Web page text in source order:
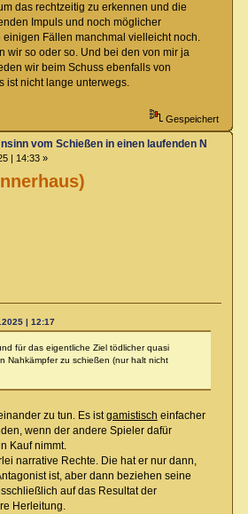
das rechtzeitig zu erkennen und die
Impuls und noch möglicher
einigen Fällen manchmal vielleicht noch.
wir so oder so. Und bei den von mir ja
wir beim Schuss ebenfalls von
ist nicht lange unterwegs.
Gespeichert
vom Schießen in einen laufenden
| 14:33 »
| 12:17
für das eigentliche Ziel tödlicher quasi
Nahkämpfer zu schießen (nur halt nicht
zu tun. Es istgamistisch einfacher
wenn der andere Spieler dafür
Kauf nimmt.
narrative Rechte. Die hat er nur dann,
ist, aber dann beziehen seine
auf das Resultat der
Herleitung.